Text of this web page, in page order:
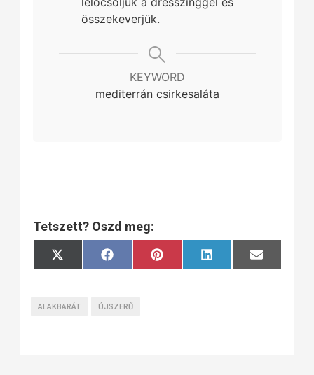
összekeverjük.
KEYWORD
mediterrán csirkesaláta
Tetszett? Oszd meg:
Share
on
X
(Twitter)
Share
on
Facebook Share
on
Pinterest
Share
on
LinkedIn
Share
on
Email
ALAKBARÁT ÚJSZERŰ